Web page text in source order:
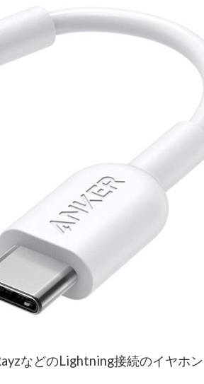
などのLightning接続のイヤホ